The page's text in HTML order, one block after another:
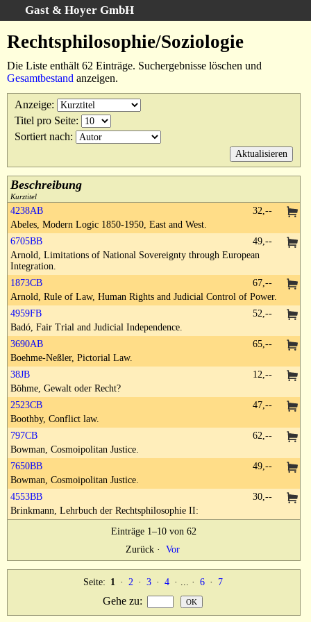
Gast & Hoyer GmbH
Erweiterte Suche
Kategorien
Schlagwörter
Suchergebnisse
AGB
Widerruf
Datenschutz
Impressum
Rechtsphilosophie/Soziologie
Die Liste enthält 62 Einträge. Suchergebnisse löschen und
Gesamtbestand anzeigen.
Anzeige:
Titel pro Seite:
Sortiert nach:
Beschreibung
Kurztitel
4238AB
Abeles, Modern Logic 1850-1950, East and West.
32,--
6705BB
Arnold, Limitations of National Sovereignty through European
Integration.
49,--
1873CB
Arnold, Rule of Law, Human Rights and Judicial Control of Power.
67,--
4959FB
Badó, Fair Trial and Judicial Independence.
52,--
3690AB
Boehme-Neßler, Pictorial Law.
65,--
38JB
Böhme, Gewalt oder Recht?
12,--
2523CB
Boothby, Conflict law.
47,--
797CB
Bowman, Cosmoipolitan Justice.
62,--
7650BB
Bowman, Cosmoipolitan Justice.
49,--
4553BB
Brinkmann, Lehrbuch der Rechtsphilosophie II:
30,--
Einträge 1–10 von 62
Zurück· Vor
Seite: 1 · 2 · 3 · 4 · ... · 6 · 7
Gehe zu: